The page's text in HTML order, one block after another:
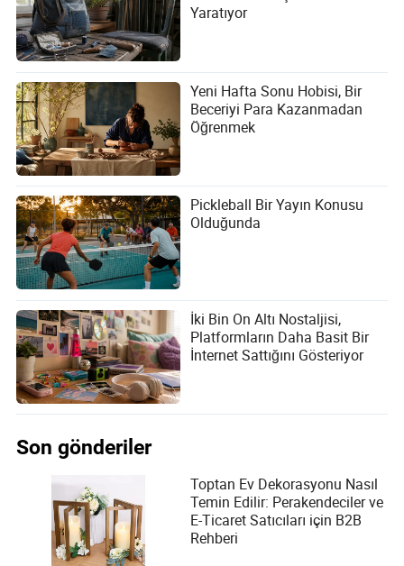
Yaratıyor
Yeni Hafta Sonu Hobisi, Bir
Beceriyi Para Kazanmadan
Öğrenmek
Pickleball Bir Yayın Konusu
Olduğunda
İki Bin On Altı Nostaljisi,
Platformların Daha Basit Bir
İnternet Sattığını Gösteriyor
Son gönderiler
Toptan Ev Dekorasyonu Nasıl
Temin Edilir: Perakendeciler ve
E-Ticaret Satıcıları için B2B
Rehberi